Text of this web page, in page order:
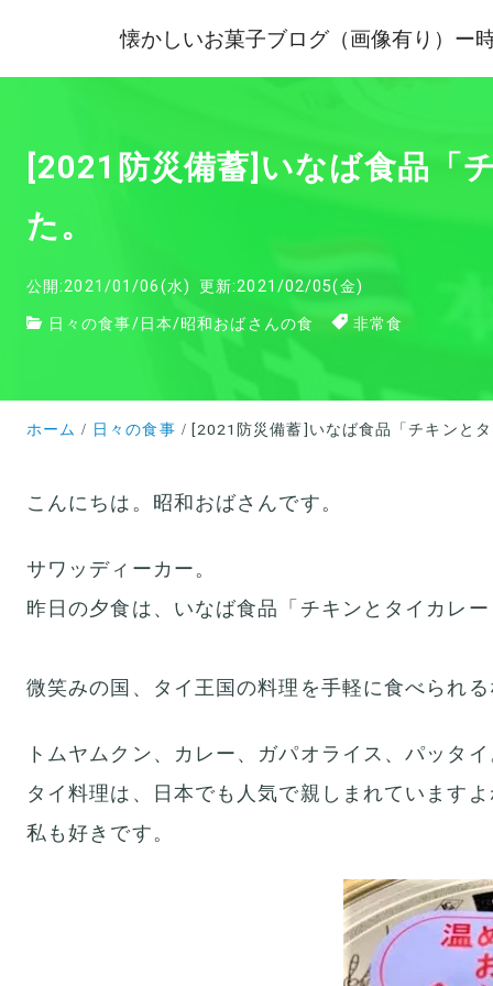
懐かしいお菓子ブログ（画像有り）ー
[2021防災備蓄]いなば食品「
た。
公開:2021/01/06(水) 更新:2021/02/05(金)
日々の食事/日本/昭和おばさんの食 非常食
ホーム 日々の食事 [2021防災備蓄]いなば食品「チキンと
こんにちは。昭和おばさんです。
サワッディーカー。
昨日の夕食は、いなば食品「チキンとタイカレ
微笑みの国、タイ王国の料理を手軽に食べられ
トムヤムクン、カレー、ガパオライス、パッタ
タイ料理は、日本でも人気で親しまれています
私も好きです。